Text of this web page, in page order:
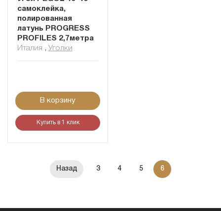
самоклейка,
полированная
латунь PROGRESS
PROFILES 2,7метра
Италия , Уголки
В корзину
Купить в 1 клик
3 4 5 6